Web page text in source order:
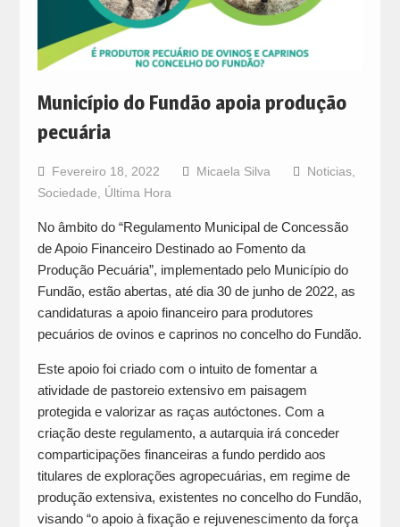
Município do Fundão apoia produção
pecuária
Fevereiro 18, 2022 Micaela Silva Noticias,
Sociedade
Última Hora
No âmbito do “Regulamento Municipal de Concessão
de Apoio Financeiro Destinado ao Fomento da
Produção Pecuária”, implementado pelo Município do
Fundão, estão abertas, até dia 30 de junho de 2022, as
candidaturas a apoio financeiro para produtores
pecuários de ovinos e caprinos no concelho do Fundão.
Este apoio foi criado com o intuito de fomentar a
atividade de pastoreio extensivo em paisagem
protegida e valorizar as raças autóctones. Com a
criação deste regulamento, a autarquia irá conceder
comparticipações financeiras a fundo perdido aos
titulares de explorações agropecuárias, em regime de
produção extensiva, existentes no concelho do Fundão,
visando “o apoio à fixação e rejuvenescimento da força